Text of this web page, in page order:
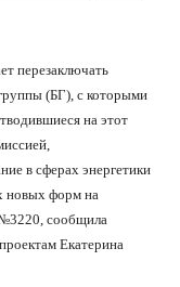
перезаключать
(БГ), с которыми
на этот
в сферах энергетики
новых форм на
сообщила
Екатерина